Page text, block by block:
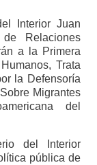
Interior Juan
Relaciones
a la Primera
Trata
la Defensoría
Migrantes
del
del Interior
pública de